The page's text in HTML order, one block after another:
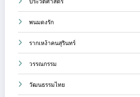
พนมดงรัก
รากเหง้าคนสุรินทร์
วรรณกรรม
วัฒนธรรมไทย